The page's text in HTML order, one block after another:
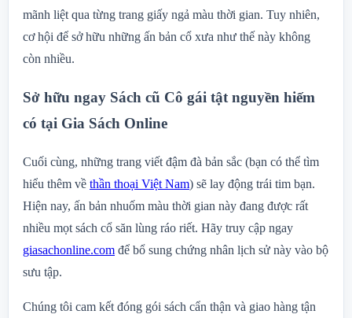
mãnh liệt qua từng trang giấy ngả màu thời gian. Tuy nhiên,
cơ hội để sở hữu những ấn bản cổ xưa như thế này không
còn nhiều.
Sở hữu ngay Sách cũ Cô gái tật nguyền hiếm
có tại Gia Sách Online
Cuối cùng, những trang viết đậm đà bản sắc (bạn có thể tìm
hiểu thêm về thần thoại Việt Nam) sẽ lay động trái tim bạn.
Hiện nay, ấn bản nhuốm màu thời gian này đang được rất
nhiều mọt sách cổ săn lùng ráo riết. Hãy truy cập ngay
giasachonline.com để bổ sung chứng nhân lịch sử này vào bộ
sưu tập.
Chúng tôi cam kết đóng gói sách cẩn thận và giao hàng tận